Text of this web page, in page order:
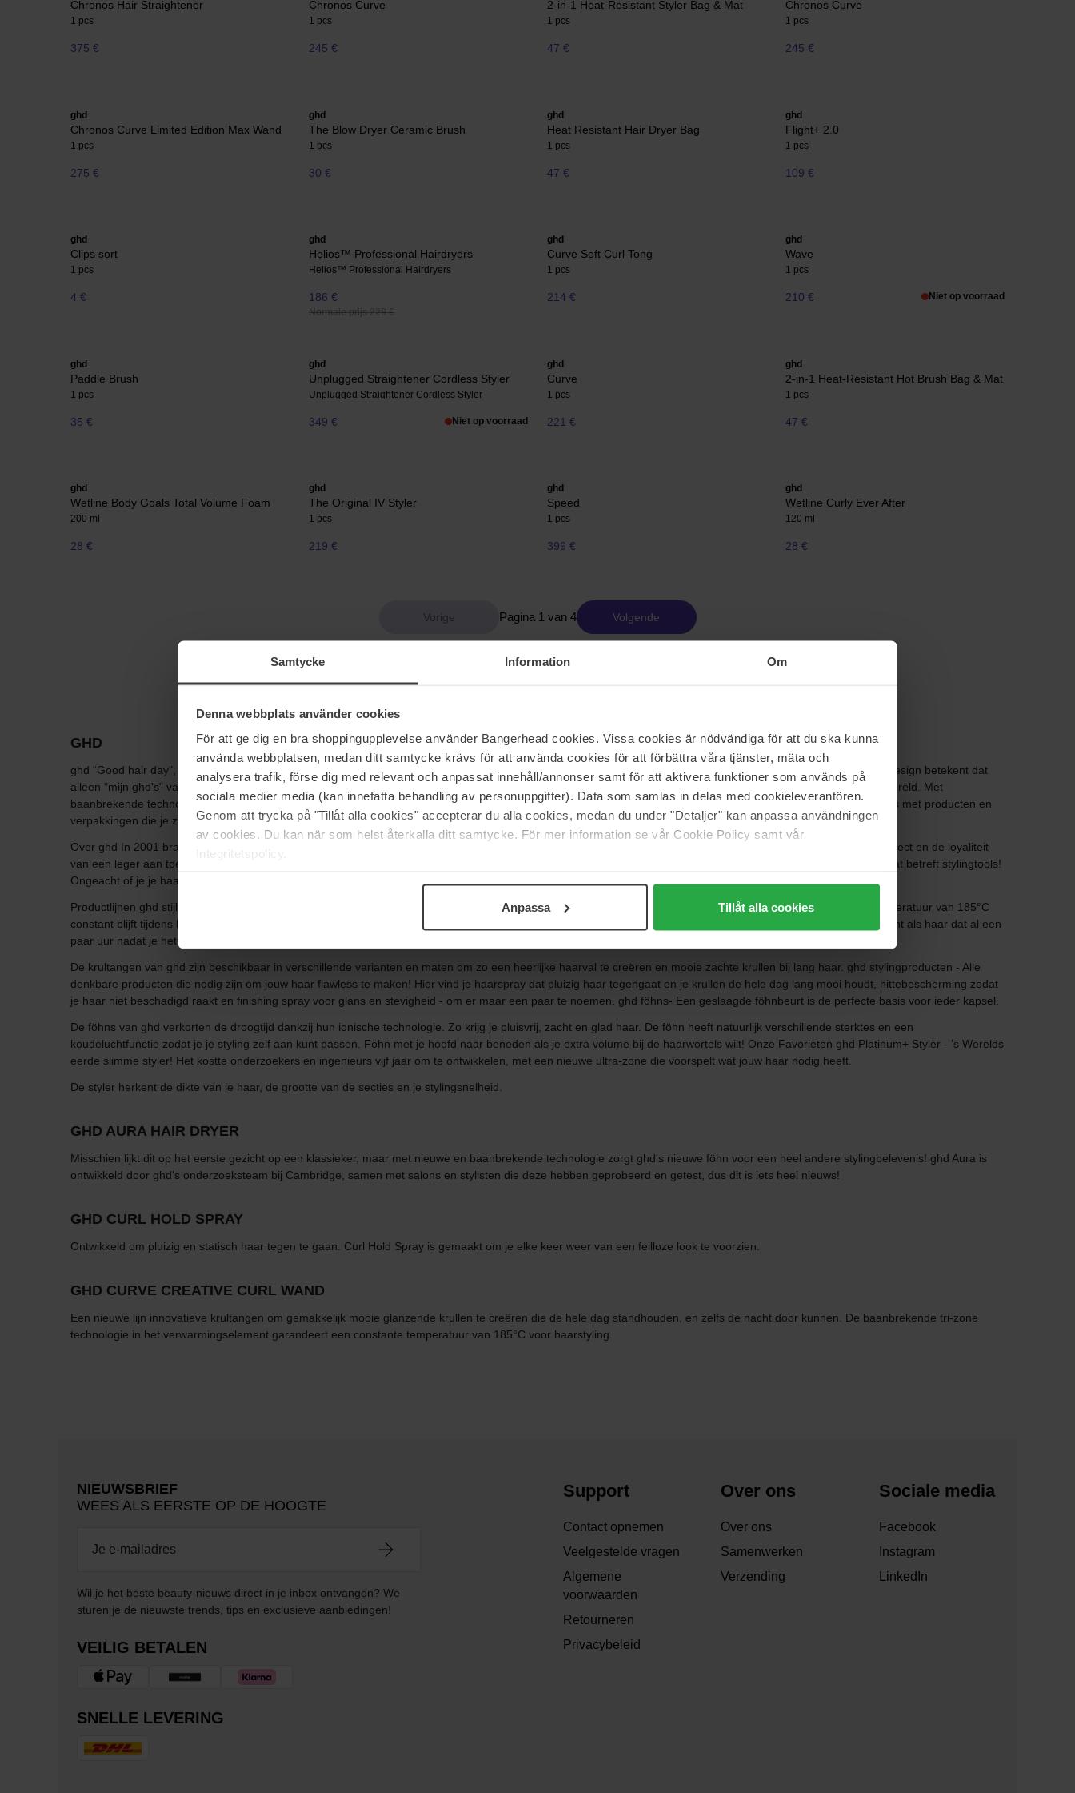
Samtycke Information Om
Denna webbplats använder cookies
För att ge dig en bra shoppingupplevelse använder Bangerhead cookies. Vissa cookies är nödvändiga för att du ska kunna
använda webbplatsen, medan ditt samtycke krävs för att använda cookies för att förbättra våra tjänster, mäta och
analysera trafik, förse dig med relevant och anpassat innehåll/annonser samt för att aktivera funktioner som används på
sociala medier media (kan innefatta behandling av personuppgifter). Data som samlas in delas med cookieleverantören.
Genom att trycka på "Tillåt alla cookies" accepterar du alla cookies, medan du under "Detaljer" kan anpassa användningen
av cookies. Du kan när som helst återkalla ditt samtycke. För mer information se vår Cookie Policy samt vår
Integritetspolicy.
Anpassa Tillåt alla cookies
Chronos Hair Straightener
1 pcs
375 €
Chronos Curve
1 pcs
245 €
2-in-1 Heat-Resistant Styler Bag & Mat
1 pcs
47 €
Chronos Curve
1 pcs
245 €
ghd
Chronos Curve Limited Edition Max Wand
1 pcs
275 €
ghd
The Blow Dryer Ceramic Brush
1 pcs
30 €
ghd
Heat Resistant Hair Dryer Bag
1 pcs
47 €
ghd
Flight+ 2.0
1 pcs
109 €
ghd
Clips sort
1 pcs
4 €
ghd
Helios™ Professional Hairdryers
Helios™ Professional Hairdryers
186 €
Normale prijs 229 €
ghd
Curve Soft Curl Tong
1 pcs
214 €
ghd
Wave
1 pcs
210 € Niet op voorraad
ghd
Paddle Brush
1 pcs
35 €
ghd
Unplugged Straightener Cordless Styler
Unplugged Straightener Cordless Styler
349 € Niet op voorraad
ghd
Curve
1 pcs
221 €
ghd
2-in-1 Heat-Resistant Hot Brush Bag & Mat
1 pcs
47 €
ghd
Wetline Body Goals Total Volume Foam
200 ml
28 €
ghd
The Original IV Styler
1 pcs
219 €
ghd
Speed
1 pcs
399 €
ghd
Wetline Curly Ever After
120 ml
28 €
Pagina 1 van 4 Volgende
GHD
ghd “Good hair day", waar het merk ghd een afkorting voor is, is een merk waar iedereen van houdt, want de combinatie van superieure prestaties en verleidelijk design betekent dat
alleen "mijn ghd's" van elke dag een goede haardag kunnen maken! Tegenwoordig wordt ghd gebruikt, geprezen en aanbevolen door haarstylisten over de hele wereld. Met
baanbrekende technologie waar je op kunt vertrouwen, die zorgt voor een uitstekend resultaat dat zowel gezien als gevoeld kan worden, en een premium belevenis met producten en
verpakkingen die je zintuigen prikkelen.
Over ghd In 2001 brachten drie ondernemers uit Yorkshire een radicaal vernieuwend haarstylingsproduct in handen van vrouwen over de hele wereld. Met het respect en de loyaliteit
van een leger aan toegewijde stylisten verkreeg ghb al snel een cultstatus in het hele land en tegenwoordig zijn ze een vanzelfsprekende keuze onder stijliconen wat betreft stylingtools!
Ongeacht of je je haar wilt stijlen, krullen of föhnen kun je iets vinden dat bij je past!
Productlijnen ghd stijltangen- De stijltangen van ghd herkennen de dikte van het haar, de grootte van de secties en stylingsnelheid. De tang controleert dat de temperatuur van 185°C
constant blijft tijdens het gehele gebruik door middel van de sensoren die wel 250 keer per seconde de warmte checken! ghd krultangen- Er is maar weinig zo irritant als haar dat al een
paar uur nadat je het in model hebt gebracht al plat hangt.
De krultangen van ghd zijn beschikbaar in verschillende varianten en maten om zo een heerlijke haarval te creëren en mooie zachte krullen bij lang haar. ghd stylingproducten - Alle
denkbare producten die nodig zijn om jouw haar flawless te maken! Hier vind je haarspray dat pluizig haar tegengaat en je krullen de hele dag lang mooi houdt, hittebescherming zodat
je haar niet beschadigd raakt en finishing spray voor glans en stevigheid - om er maar een paar te noemen. ghd föhns- Een geslaagde föhnbeurt is de perfecte basis voor ieder kapsel.
De föhns van ghd verkorten de droogtijd dankzij hun ionische technologie. Zo krijg je pluisvrij, zacht en glad haar. De föhn heeft natuurlijk verschillende sterktes en een
koudeluchtfunctie zodat je je styling zelf aan kunt passen. Föhn met je hoofd naar beneden als je extra volume bij de haarwortels wilt! Onze Favorieten ghd Platinum+ Styler - 's Werelds
eerde slimme styler! Het kostte onderzoekers en ingenieurs vijf jaar om te ontwikkelen, met een nieuwe ultra-zone die voorspelt wat jouw haar nodig heeft.
De styler herkent de dikte van je haar, de grootte van de secties en je stylingsnelheid.
GHD AURA HAIR DRYER
Misschien lijkt dit op het eerste gezicht op een klassieker, maar met nieuwe en baanbrekende technologie zorgt ghd's nieuwe föhn voor een heel andere stylingbelevenis! ghd Aura is
ontwikkeld door ghd's onderzoeksteam bij Cambridge, samen met salons en stylisten die deze hebben geprobeerd en getest, dus dit is iets heel nieuws!
GHD CURL HOLD SPRAY
Ontwikkeld om pluizig en statisch haar tegen te gaan. Curl Hold Spray is gemaakt om je elke keer weer van een feilloze look te voorzien.
GHD CURVE CREATIVE CURL WAND
Een nieuwe lijn innovatieve krultangen om gemakkelijk mooie glanzende krullen te creëren die de hele dag standhouden, en zelfs de nacht door kunnen. De baanbrekende tri-zone
technologie in het verwarmingselement garandeert een constante temperatuur van 185°C voor haarstyling.
NIEUWSBRIEF
WEES ALS EERSTE OP DE HOOGTE
Wil je het beste beauty-nieuws direct in je inbox ontvangen? We
sturen je de nieuwste trends, tips en exclusieve aanbiedingen!
VEILIG BETALEN
SNELLE LEVERING
Support
Contact opnemen
Veelgestelde vragen
Algemene
voorwaarden
Retourneren
Privacybeleid
Over ons
Over ons
Samenwerken
Verzending
Sociale media
Facebook
Instagram
LinkedIn